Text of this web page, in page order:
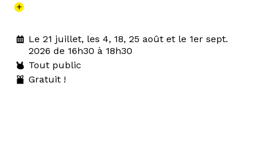
+
Le 21 juillet, les 4, 18, 25 août et le 1er sept.
2026 de 16h30 à 18h30
Tout public
Gratuit !